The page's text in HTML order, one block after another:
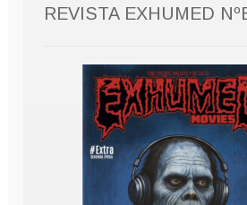
REVISTA EXHUMED